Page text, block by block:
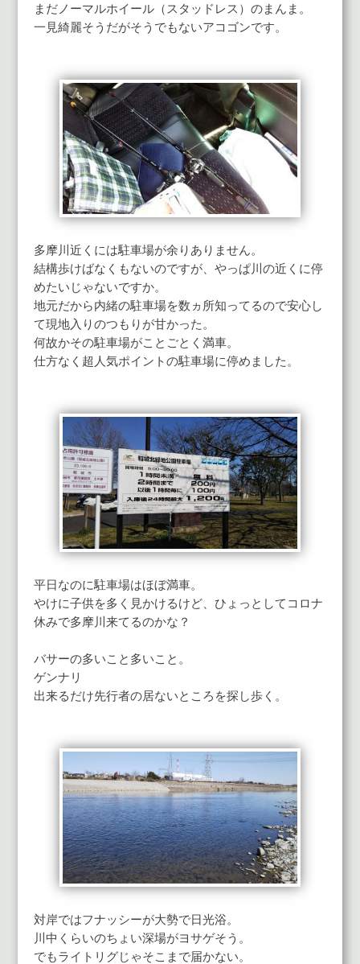
まだノーマルホイール（スタッドレス）のまんま。
一見綺麗そうだがそうでもないアコゴンです。
多摩川近くには駐車場が余りありません。
結構歩けばなくもないのですが、やっぱ川の近くに停
めたいじゃないですか。
地元だから内緒の駐車場を数ヵ所知ってるので安心し
て現地入りのつもりが甘かった。
何故かその駐車場がことごとく満車。
仕方なく超人気ポイントの駐車場に停めました。
平日なのに駐車場はほぼ満車。
やけに子供を多く見かけるけど、ひょっとしてコロナ
休みで多摩川来てるのかな？
バサーの多いこと多いこと。
ゲンナリ
出来るだけ先行者の居ないところを探し歩く。
対岸ではフナッシーが大勢で日光浴。
川中くらいのちょい深場がヨサゲそう。
でもライトリグじゃそこまで届かない。